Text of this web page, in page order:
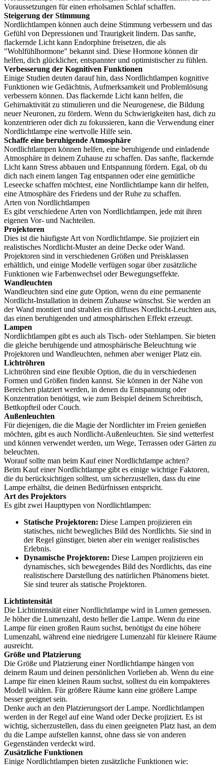
Voraussetzungen für einen erholsamen Schlaf schaffen.
Steigerung der Stimmung
Nordlichtlampen können auch deine Stimmung verbessern und das
Gefühl von Depressionen und Traurigkeit lindern. Das sanfte,
flackernde Licht kann Endorphine freisetzen, die als
"Wohlfühlhormone" bekannt sind. Diese Hormone können dir
helfen, dich glücklicher, entspannter und optimistischer zu fühlen.
Verbesserung der Kognitiven Funktionen
Einige Studien deuten darauf hin, dass Nordlichtlampen kognitive
Funktionen wie Gedächtnis, Aufmerksamkeit und Problemlösung
verbessern können. Das flackernde Licht kann helfen, die
Gehirnaktivität zu stimulieren und die Neurogenese, die Bildung
neuer Neuronen, zu fördern. Wenn du Schwierigkeiten hast, dich zu
konzentrieren oder dich zu fokussieren, kann die Verwendung einer
Nordlichtlampe eine wertvolle Hilfe sein.
Schaffe eine beruhigende Atmosphäre
Nordlichtlampen können helfen, eine beruhigende und einladende
Atmosphäre in deinem Zuhause zu schaffen. Das sanfte, flackernde
Licht kann Stress abbauen und Entspannung fördern. Egal, ob du
dich nach einem langen Tag entspannen oder eine gemütliche
Leseecke schaffen möchtest, eine Nordlichtlampe kann dir helfen,
eine Atmosphäre des Friedens und der Ruhe zu schaffen.
Arten von Nordlichtlampen
Es gibt verschiedene Arten von Nordlichtlampen, jede mit ihren
eigenen Vor- und Nachteilen.
Projektoren
Dies ist die häufigste Art von Nordlichtlampe. Sie projiziert ein
realistisches Nordlicht-Muster an deine Decke oder Wand.
Projektoren sind in verschiedenen Größen und Preisklassen
erhältlich, und einige Modelle verfügen sogar über zusätzliche
Funktionen wie Farbenwechsel oder Bewegungseffekte.
Wandleuchten
Wandleuchten sind eine gute Option, wenn du eine permanente
Nordlicht-Installation in deinem Zuhause wünschst. Sie werden an
der Wand montiert und strahlen ein diffuses Nordlicht-Leuchten aus,
das einen beruhigenden und atmosphärischen Effekt erzeugt.
Lampen
Nordlichtlampen gibt es auch als Tisch- oder Stehlampen. Sie bieten
die gleiche beruhigende und atmosphärische Beleuchtung wie
Projektoren und Wandleuchten, nehmen aber weniger Platz ein.
Lichtröhren
Lichtröhren sind eine flexible Option, die du in verschiedenen
Formen und Größen finden kannst. Sie können in der Nähe von
Bereichen platziert werden, in denen du Entspannung oder
Konzentration benötigst, wie zum Beispiel deinem Schreibtisch,
Bettkopfteil oder Couch.
Außenleuchten
Für diejenigen, die die Magie der Nordlichter im Freien genießen
möchten, gibt es auch Nordlicht-Außenleuchten. Sie sind wetterfest
und können verwendet werden, um Wege, Terrassen oder Gärten zu
beleuchten.
Worauf sollte man beim Kauf einer Nordlichtlampe achten?
Beim Kauf einer Nordlichtlampe gibt es einige wichtige Faktoren,
die du berücksichtigen solltest, um sicherzustellen, dass du eine
Lampe erhältst, die deinen Bedürfnissen entspricht.
Art des Projektors
Es gibt zwei Haupttypen von Nordlichtlampen:
Statische Projektoren: Diese Lampen projizieren ein
statisches, nicht bewegliches Bild des Nordlichts. Sie sind in
der Regel günstiger, bieten aber ein weniger realistisches
Erlebnis.
Dynamische Projektoren: Diese Lampen projizieren ein
dynamisches, sich bewegendes Bild des Nordlichts, das eine
realistischere Darstellung des natürlichen Phänomens bietet.
Sie sind teurer als statische Projektoren.
Lichtintensität
Die Lichtintensität einer Nordlichtlampe wird in Lumen gemessen.
Je höher die Lumenzahl, desto heller die Lampe. Wenn du eine
Lampe für einen großen Raum suchst, benötigst du eine höhere
Lumenzahl, während eine niedrigere Lumenzahl für kleinere Räume
ausreicht.
Größe und Platzierung
Die Größe und Platzierung einer Nordlichtlampe hängen von
deinem Raum und deinen persönlichen Vorlieben ab. Wenn du eine
Lampe für einen kleinen Raum suchst, solltest du ein kompakteres
Modell wählen. Für größere Räume kann eine größere Lampe
besser geeignet sein.
Denke auch an den Platzierungsort der Lampe. Nordlichtlampen
werden in der Regel auf eine Wand oder Decke projiziert. Es ist
wichtig, sicherzustellen, dass du einen geeigneten Platz hast, an dem
du die Lampe aufstellen kannst, ohne dass sie von anderen
Gegenständen verdeckt wird.
Zusätzliche Funktionen
Einige Nordlichtlampen bieten zusätzliche Funktionen wie: